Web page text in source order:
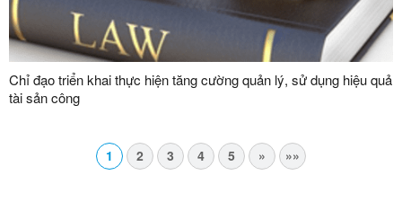
Chỉ đạo triển khai thực hiện tăng cường quản lý, sử dụng hiệu quả
tài sản công
1 2 3 4 5 » »»